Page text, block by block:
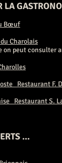
LA
Bœuf
du Charolais
on peut consulter
Restaurant F.
Restaurant S.
...